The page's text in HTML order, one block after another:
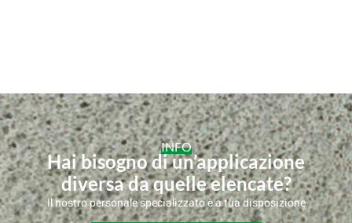
INFO
Hai bisogno di un’applicazione
diversa da quelle elencate?
Il nostro personale specializzato è a tua disposizione